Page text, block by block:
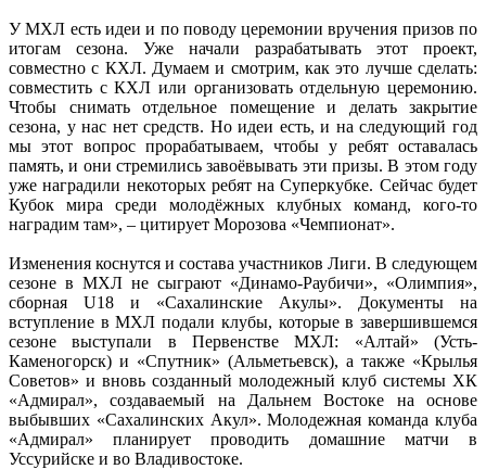
У МХЛ есть идеи и по поводу церемонии вручения призов по
итогам сезона. Уже начали разрабатывать этот проект,
совместно с КХЛ. Думаем и смотрим, как это лучше сделать:
совместить с КХЛ или организовать отдельную церемонию.
Чтобы снимать отдельное помещение и делать закрытие
сезона, у нас нет средств. Но идеи есть, и на следующий год
мы этот вопрос прорабатываем, чтобы у ребят оставалась
память, и они стремились завоёвывать эти призы. В этом году
уже наградили некоторых ребят на Суперкубке. Сейчас будет
Кубок мира среди молодёжных клубных команд, кого-то
наградим там», – цитирует Морозова «Чемпионат».
Изменения коснутся и состава участников Лиги. В следующем
сезоне в МХЛ не сыграют «Динамо-Раубичи», «Олимпия»,
сборная U18 и «Сахалинские Акулы». Документы на
вступление в МХЛ подали клубы, которые в завершившемся
сезоне выступали в Первенстве МХЛ: «Алтай» (Усть-
Каменогорск) и «Спутник» (Альметьевск), а также «Крылья
Советов» и вновь созданный молодежный клуб системы ХК
«Адмирал», создаваемый на Дальнем Востоке на основе
выбывших «Сахалинских Акул». Молодежная команда клуба
«Адмирал» планирует проводить домашние матчи в
Уссурийске и во Владивостоке.